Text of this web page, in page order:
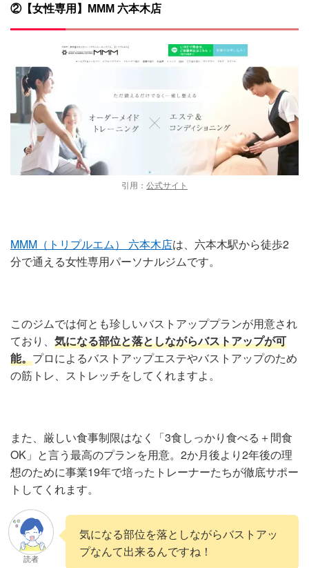
②【女性専用】MMM 六本木店
引用： 公式サイト
MMM（トリプルエム） 六本木店は、六本木駅から徒歩2
分で通える女性専用パーソナルジムです。
このジムでは何とも珍しいバストアッププランが用意され
ており、 気になる部位と落としながらバストアップが可
能。プロによるバストアップエステやバストアップのため
の筋トレ、ストレッチをしてくれますよ。
また、厳しい食事制限はなく「3食しっかり食べる＋間食
OK」と言う最高のプランを用意。2か月後より2年後の理
想のために事業19年で培ったトレーナーたちが徹底サポー
トしてくれます。
読者
気になる部位を落としながらバストアッ
プなんて出来るんですね！